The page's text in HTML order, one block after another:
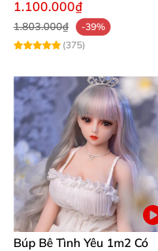
1.100.000₫
1.803.000₫
-39%
(375)
Búp Bê Tình Yêu 1m2 Có